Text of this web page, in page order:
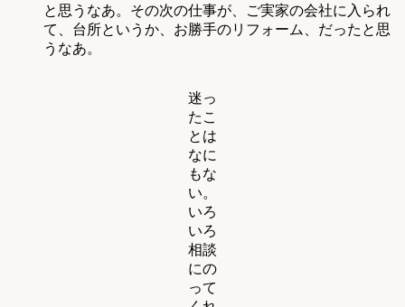
と思うなあ。その次の仕事が、ご実家の会社に入られ
て、台所というか、お勝手のリフォーム、だったと思
うなあ。
迷っ
たこ
とは
なに
もな
い。
いろ
いろ
相談
にの
って